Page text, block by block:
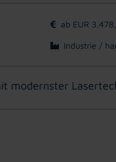
ab EUR
Industrie /
modernster